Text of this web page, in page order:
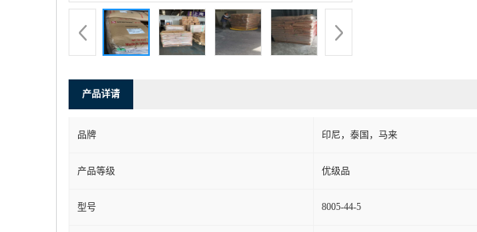
产品详请
品牌 印尼，泰国，马来
产品等级 优级品
型号 8005-44-5